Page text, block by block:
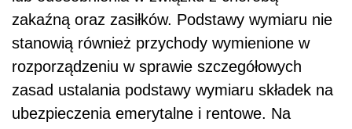
zakaźną oraz zasiłków. Podstawy wymiaru nie
stanowią również przychody wymienione w
rozporządzeniu w sprawie szczegółowych
zasad ustalania podstawy wymiaru składek na
ubezpieczenia emerytalne i rentowe. Na